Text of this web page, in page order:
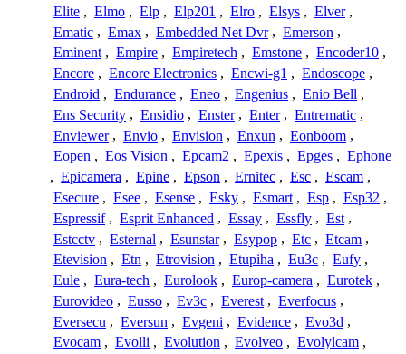
Elite , Elmo , Elp , Elp201 , Elro , Elsys , Elver ,
Ematic , Emax , Embedded Net Dvr , Emerson ,
Eminent , Empire , Empiretech , Emstone , Encoder10 ,
Encore , Encore Electronics , Encwi-g1 , Endoscope ,
Endroid , Endurance , Eneo , Engenius , Enio Bell ,
Ens Security , Ensidio , Enster , Enter , Entrematic ,
Enviewer , Envio , Envision , Enxun , Eonboom ,
Eopen , Eos Vision , Epcam2 , Epexis , Epges , Ephone
, Epicamera , Epine , Epson , Ernitec , Esc , Escam ,
Esecure , Esee , Esense , Esky , Esmart , Esp , Esp32 ,
Espressif , Esprit Enhanced , Essay , Essfly , Est ,
Estcctv , Esternal , Esunstar , Esypop , Etc , Etcam ,
Etevision , Etn , Etrovision , Etupiha , Eu3c , Eufy ,
Eule , Eura-tech , Eurolook , Europ-camera , Eurotek ,
Eurovideo , Eusso , Ev3c , Everest , Everfocus ,
Eversecu , Eversun , Evgeni , Evidence , Evo3d ,
Evocam , Evolli , Evolution , Evolveo , Evolylcam ,